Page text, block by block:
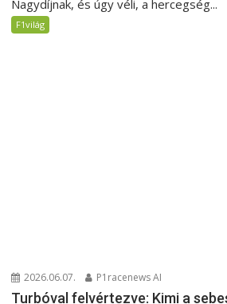
Nagydíjnak, és úgy véli, a hercegség...
F1világ
2026.06.07. P1racenews AI
Turbóval felvértezve: Kimi a